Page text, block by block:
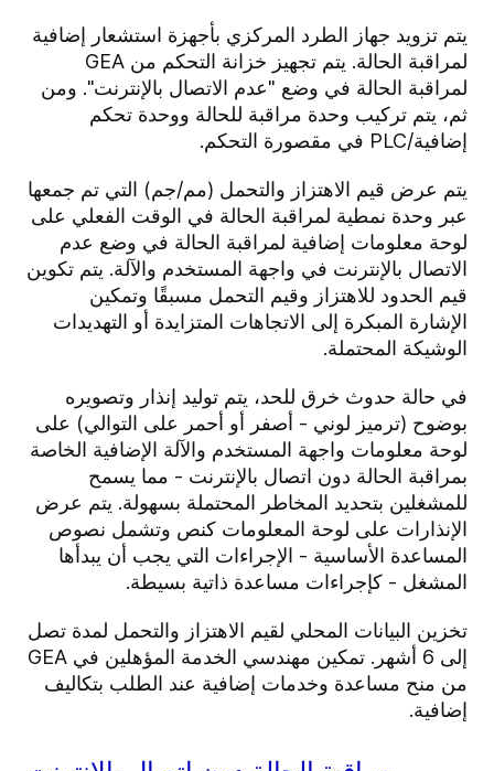
يتم تزويد جهاز الطرد المركزي بأجهزة استشعار إضافية
لمراقبة الحالة. يتم تجهيز خزانة التحكم من GEA
لمراقبة الحالة في وضع "عدم الاتصال بالإنترنت". ومن
ثم، يتم تركيب وحدة مراقبة للحالة ووحدة تحكم
إضافية/PLC في مقصورة التحكم.
يتم عرض قيم الاهتزاز والتحمل (مم/جم) التي تم جمعها
عبر وحدة نمطية لمراقبة الحالة في الوقت الفعلي على
لوحة معلومات إضافية لمراقبة الحالة في وضع عدم
الاتصال بالإنترنت في واجهة المستخدم والآلة. يتم تكوين
قيم الحدود للاهتزاز وقيم التحمل مسبقًا وتمكين
الإشارة المبكرة إلى الاتجاهات المتزايدة أو التهديدات
الوشيكة المحتملة.
في حالة حدوث خرق للحد، يتم توليد إنذار وتصويره
بوضوح (ترميز لوني - أصفر أو أحمر على التوالي) على
لوحة معلومات واجهة المستخدم والآلة الإضافية الخاصة
بمراقبة الحالة دون اتصال بالإنترنت - مما يسمح
للمشغلين بتحديد المخاطر المحتملة بسهولة. يتم عرض
الإنذارات على لوحة المعلومات كنص وتشمل نصوص
المساعدة الأساسية - الإجراءات التي يجب أن يبدأها
المشغل - كإجراءات مساعدة ذاتية بسيطة.
تخزين البيانات المحلي لقيم الاهتزاز والتحمل لمدة تصل
إلى 6 أشهر. تمكين مهندسي الخدمة المؤهلين في GEA
من منح مساعدة وخدمات إضافية عند الطلب بتكاليف
إضافية.